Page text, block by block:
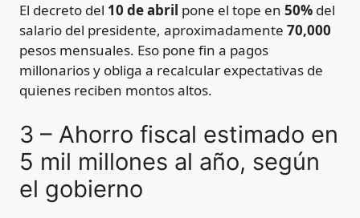
El decreto del 10 de abril pone el tope en 50% del
salario del presidente, aproximadamente 70,000
pesos mensuales. Eso pone fin a pagos
millonarios y obliga a recalcular expectativas de
quienes reciben montos altos.
3 – Ahorro fiscal estimado en
5 mil millones al año, según
el gobierno